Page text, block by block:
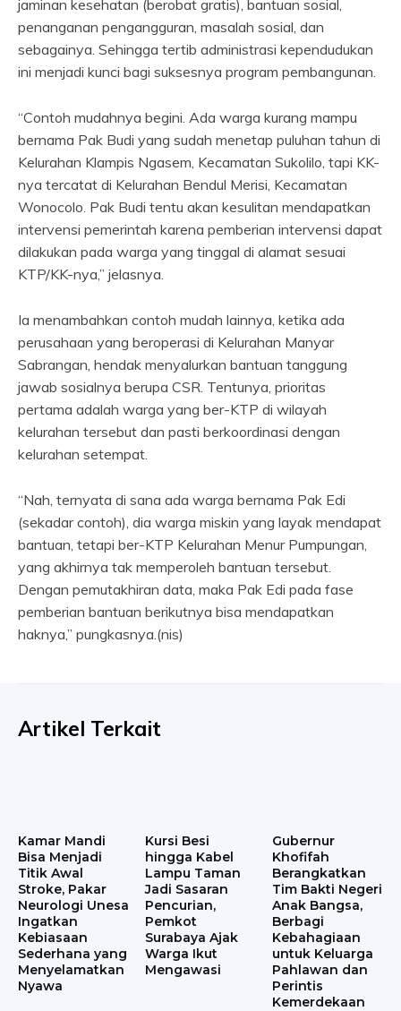
jaminan kesehatan (berobat gratis), bantuan sosial,
penanganan pengangguran, masalah sosial, dan
sebagainya. Sehingga tertib administrasi kependudukan
ini menjadi kunci bagi suksesnya program pembangunan.
“Contoh mudahnya begini. Ada warga kurang mampu
bernama Pak Budi yang sudah menetap puluhan tahun di
Kelurahan Klampis Ngasem, Kecamatan Sukolilo, tapi KK-
nya tercatat di Kelurahan Bendul Merisi, Kecamatan
Wonocolo. Pak Budi tentu akan kesulitan mendapatkan
intervensi pemerintah karena pemberian intervensi dapat
dilakukan pada warga yang tinggal di alamat sesuai
KTP/KK-nya,” jelasnya.
Ia menambahkan contoh mudah lainnya, ketika ada
perusahaan yang beroperasi di Kelurahan Manyar
Sabrangan, hendak menyalurkan bantuan tanggung
jawab sosialnya berupa CSR. Tentunya, prioritas
pertama adalah warga yang ber-KTP di wilayah
kelurahan tersebut dan pasti berkoordinasi dengan
kelurahan setempat.
“Nah, ternyata di sana ada warga bernama Pak Edi
(sekadar contoh), dia warga miskin yang layak mendapat
bantuan, tetapi ber-KTP Kelurahan Menur Pumpungan,
yang akhirnya tak memperoleh bantuan tersebut.
Dengan pemutakhiran data, maka Pak Edi pada fase
pemberian bantuan berikutnya bisa mendapatkan
haknya,” pungkasnya.(nis)
Artikel Terkait
Kamar Mandi
Bisa Menjadi
Titik Awal
Stroke, Pakar
Neurologi Unesa
Ingatkan
Kebiasaan
Sederhana yang
Menyelamatkan
Nyawa
Kursi Besi
hingga Kabel
Lampu Taman
Jadi Sasaran
Pencurian,
Pemkot
Surabaya Ajak
Warga Ikut
Mengawasi
Gubernur
Khofifah
Berangkatkan
Tim Bakti Negeri
Anak Bangsa,
Berbagi
Kebahagiaan
untuk Keluarga
Pahlawan dan
Perintis
Kemerdekaan